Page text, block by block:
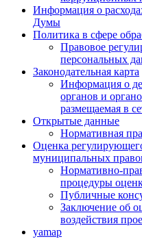
Информация о
Думы
Политика в сфере
Правовое
персональных
Законодательная карта
Информация о
органов и
размещаемая в
Открытые данные
Нормативная
Оценка
муниципальных
Нормативно-
процедуры
Публичные
Заключение об
воздействия
yamap